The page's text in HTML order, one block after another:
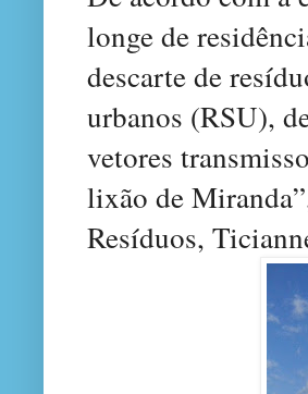
longe de
descarte de
urbanos (RSU),
vetores
lixão de
Resíduos,